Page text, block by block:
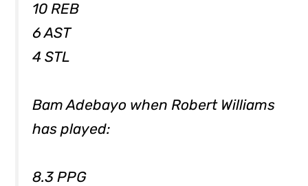
10 REB
6 AST
4 STL
Bam Adebayo when Robert Williams
has played:
8.3 PPG